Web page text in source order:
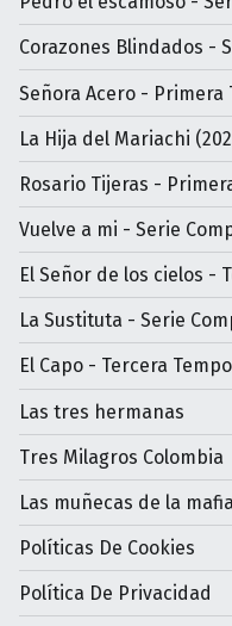
Corazones Blindados -
Señora Acero - Primera
La Hija del Mariachi
Rosario Tijeras -
Vuelve a mi - Serie
El Señor de los cielos -
La Sustituta - Serie
El Capo - Tercera
Las tres hermanas
Tres Milagros Colombia
Las muñecas de la
Políticas De Cookies
Política De Privacidad